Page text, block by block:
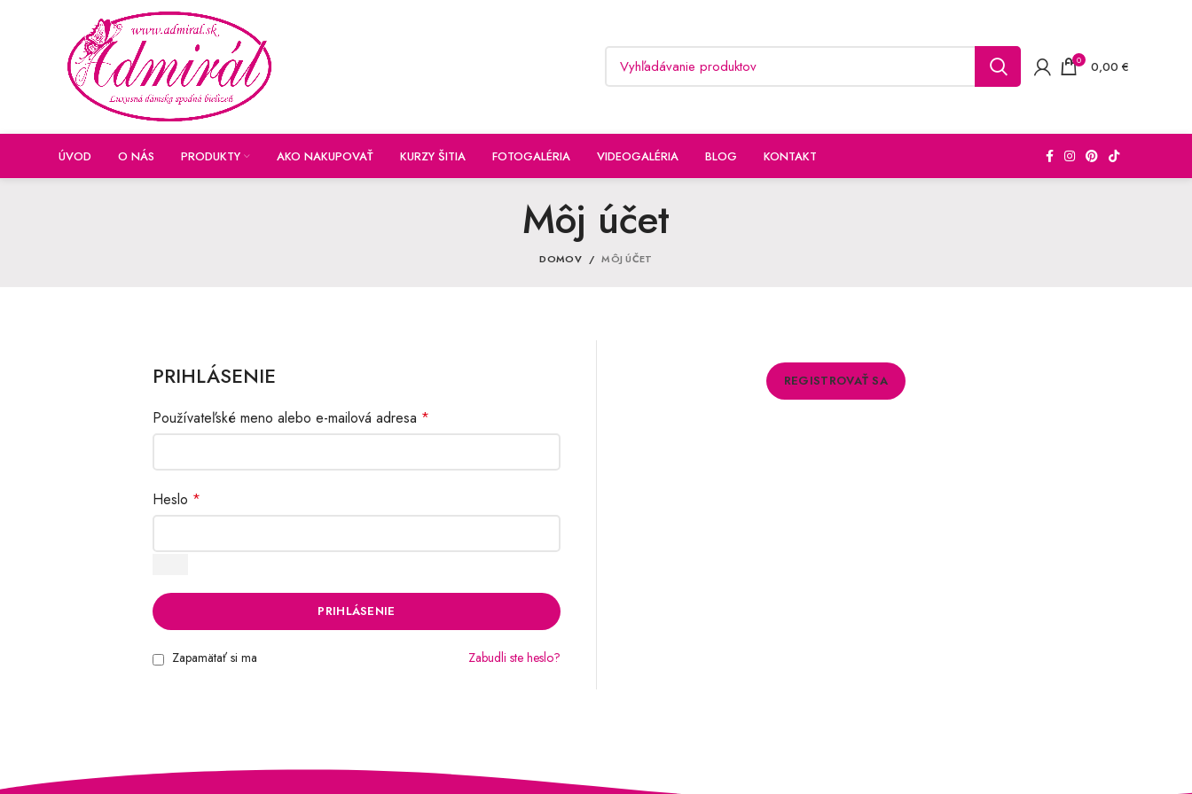
0 0,00 €
ÚVOD O NÁS PRODUKTY AKO NAKUPOVAŤ KURZY ŠITIA FOTOGALÉRIA VIDEOGALÉRIA BLOG KONTAKT
Môj účet
DOMOV MÔJ ÚČET
PRIHLÁSENIE
Používateľské meno alebo e-mailová adresa *
Heslo *
PRIHLÁSENIE
Zabudli ste heslo?
Zapamätať si ma
REGISTROVAŤ SA